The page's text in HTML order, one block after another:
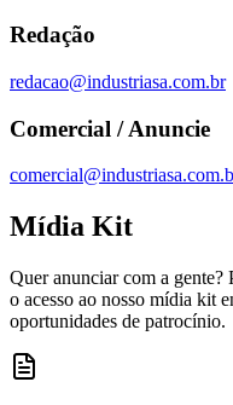
Redação
redacao@industriasa.com.br
Comercial / Anuncie
Mídia Kit
Quer anunciar com a gente?
o acesso ao nosso mídia kit
oportunidades de patrocínio.